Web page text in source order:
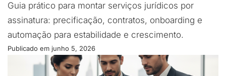
Guia prático para montar serviços jurídicos por
assinatura: precificação, contratos, onboarding e
automação para estabilidade e crescimento.
Publicado em junho 5, 2026